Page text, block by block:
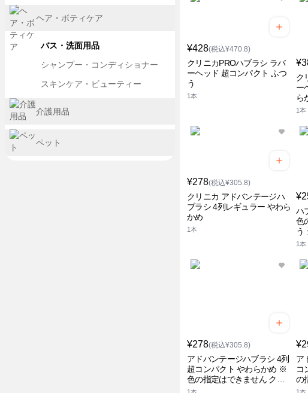
¥428(税込¥470.8)
クリニカPROハブラシ ラバ
ーヘッド 超コンパクト ふつ
う
1本
ク
ー
ら
1本
¥278(税込¥305.8)
クリニカ アドバンテージハ
ブラシ 4列レギュラー やわら
かめ
1本
ハ
色
う
1本
¥278(税込¥305.8)
アドバンテージハブラシ 4列
超コンパクト やわらかめ ※
色の指定はできません クリ
ニカ
ア
コ
の
カ
ヘア・ボティケア
バス・洗面用品
シャンプー・コンディショナー
スキンケア・ビューティー
介護用品
ペット